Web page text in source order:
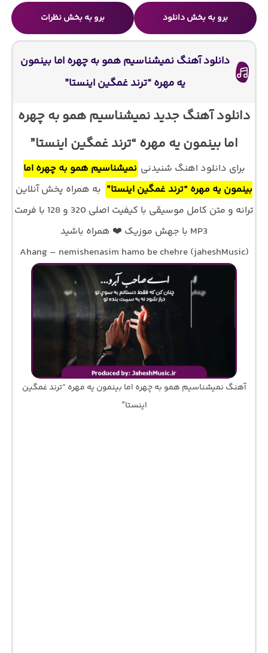
برو به بخش دانلود برو به بخش نظرات
دانلود آهنگ نمیشناسیم همو به چهره اما بینمون
یه مهره “ترند غمگین اینستا”
دانلود آهنگ جدید نمیشناسیم همو به چهره
اما بینمون یه مهره “ترند غمگین اینستا”
برای دانلود اهنگ شنیدنی نمیشناسیم همو به چهره اما
بینمون یه مهره “ترند غمگین اینستا” به همراه پخش آنلاین
ترانه و متن کامل موسیقی با کیفیت اصلی 320 و 128 با فرمت
MP3 با جهش موزیک ❤️ همراه باشید
Ahang – nemishenasim hamo be chehre (jaheshMusic)
آهنگ نمیشناسیم همو به چهره اما بینمون یه مهره “ترند غمگین
اینستا”